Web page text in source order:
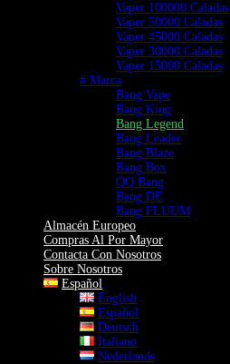
Vaper 100000 Caladas
Vaper 50000 Caladas
Vaper 45000 Caladas
Vaper 30000 Caladas
Vaper 15000 Caladas
# Marca
Bang Vape
Bang King
Bang Legend
Bang Leader
Bang Blaze
Bang Box
QQ Bang
Bang DE
Bang FLUUM
Almacén Europeo
Compras Al Por Mayor
Contacta Con Nosotros
Sobre Nosotros
Español
English
Español
Deutsch
Italiano
Nederlands